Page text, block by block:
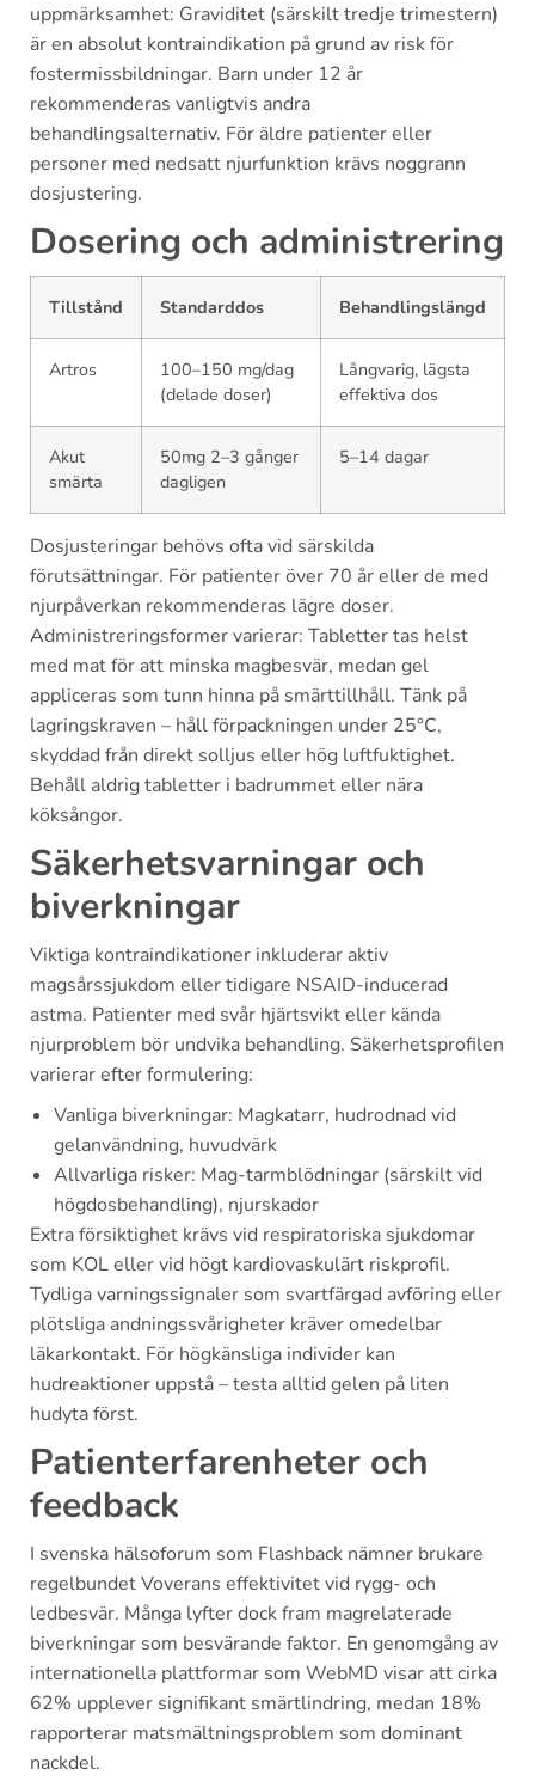
uppmärksamhet: Graviditet (särskilt tredje trimestern)
är en absolut kontraindikation på grund av risk för
fostermissbildningar. Barn under 12 år
rekommenderas vanligtvis andra
behandlingsalternativ. För äldre patienter eller
personer med nedsatt njurfunktion krävs noggrann
dosjustering.
Dosering och administrering
Tillstånd Standarddos Behandlingslängd
Artros
100–150 mg/dag
(delade doser)
Långvarig, lägsta
effektiva dos
Akut
smärta
50mg 2–3 gånger
dagligen
5–14 dagar
Dosjusteringar behövs ofta vid särskilda
förutsättningar. För patienter över 70 år eller de med
njurpåverkan rekommenderas lägre doser.
Administreringsformer varierar: Tabletter tas helst
med mat för att minska magbesvär, medan gel
appliceras som tunn hinna på smärttillhåll. Tänk på
lagringskraven – håll förpackningen under 25°C,
skyddad från direkt solljus eller hög luftfuktighet.
Behåll aldrig tabletter i badrummet eller nära
köksångor.
Säkerhetsvarningar och
biverkningar
Viktiga kontraindikationer inkluderar aktiv
magsårssjukdom eller tidigare NSAID-inducerad
astma. Patienter med svår hjärtsvikt eller kända
njurproblem bör undvika behandling. Säkerhetsprofilen
varierar efter formulering:
Vanliga biverkningar: Magkatarr, hudrodnad vid
gelanvändning, huvudvärk
Allvarliga risker: Mag-tarmblödningar (särskilt vid
högdosbehandling), njurskador
Extra försiktighet krävs vid respiratoriska sjukdomar
som KOL eller vid högt kardiovaskulärt riskprofil.
Tydliga varningssignaler som svartfärgad avföring eller
plötsliga andningssvårigheter kräver omedelbar
läkarkontakt. För högkänsliga individer kan
hudreaktioner uppstå – testa alltid gelen på liten
hudyta först.
Patienterfarenheter och
feedback
I svenska hälsoforum som Flashback nämner brukare
regelbundet Voverans effektivitet vid rygg- och
ledbesvär. Många lyfter dock fram magrelaterade
biverkningar som besvärande faktor. En genomgång av
internationella plattformar som WebMD visar att cirka
62% upplever signifikant smärtlindring, medan 18%
rapporterar matsmältningsproblem som dominant
nackdel.